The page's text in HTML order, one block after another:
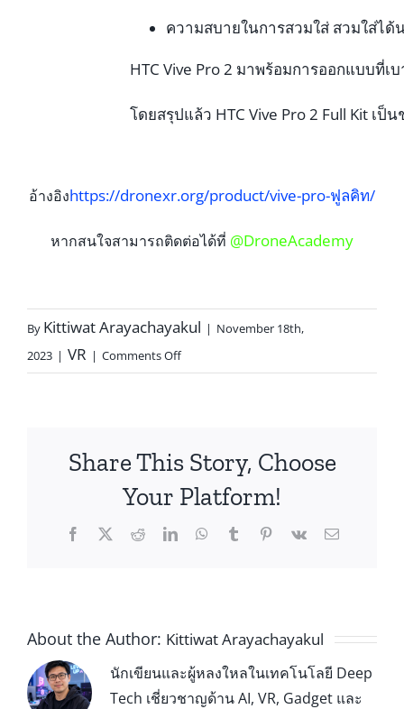
ความสบายในการสวมใส่ สวมใส่ไ
HTC Vive Pro 2 มาพร้อมการออกแบบที่
โดยสรุปแล้ว HTC Vive Pro 2 Full Kit
อ้างอิงhttps://dronexr.org/product/vive-pro-ฟูลคิท/
หากสนใจสามารถติดต่อได้ที่ @DroneAcademy
By Kittiwat Arayachayakul | November 18th,
2023 | VR | Comments Off
Share This Story, Choose
Your Platform!
About the Author: Kittiwat Arayachayakul
นักเขียนและผู้หลงใหลในเทคโนโลยี Deep
Tech เชี่ยวชาญด้าน AI, VR, Gadget และ